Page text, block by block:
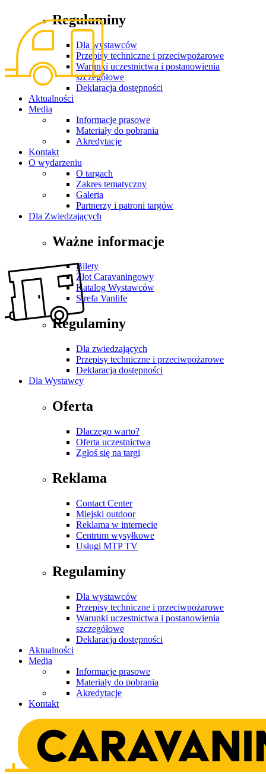
Regulaminy
Dla wystawców
Przepisy techniczne i przeciwpożarowe
Warunki uczestnictwa i postanowienia
szczegółowe
Deklaracja dostępności
Aktualności
Media
Informacje prasowe
Materiały do pobrania
Akredytacje
Kontakt
O wydarzeniu
O targach
Zakres tematyczny
Galeria
Partnerzy i patroni targów
Dla Zwiedzających
Ważne informacje
Bilety
Zlot Caravaningowy
Katalog Wystawców
Strefa Vanlife
Regulaminy
Dla zwiedzających
Przepisy techniczne i przeciwpożarowe
Deklaracja dostępności
Dla Wystawcy
Oferta
Dlaczego warto?
Oferta uczestnictwa
Zgłoś się na targi
Reklama
Contact Center
Miejski outdoor
Reklama w internecie
Centrum wysyłkowe
Usługi MTP TV
Regulaminy
Dla wystawców
Przepisy techniczne i przeciwpożarowe
Warunki uczestnictwa i postanowienia
szczegółowe
Deklaracja dostępności
Aktualności
Media
Informacje prasowe
Materiały do pobrania
Akredytacje
Kontakt